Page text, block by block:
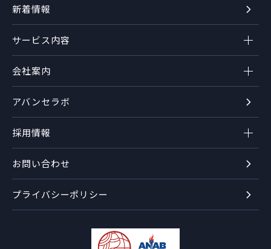
サービス内容
会社案内
採用情報
アバンセラボ
新着情報
お問い合わせ
プライバシーポリシー